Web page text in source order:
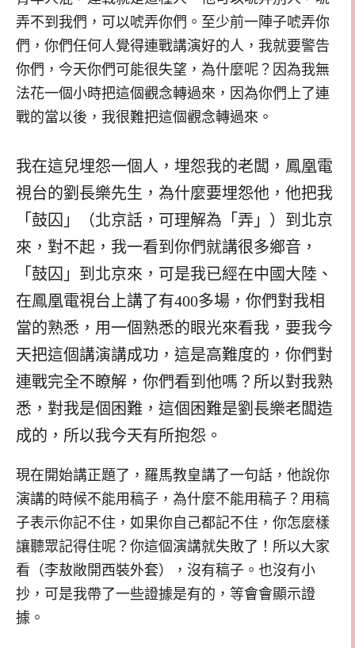
弄不到我們，可以唬弄你們。至少前一陣子唬弄你
們，你們任何人覺得連戰講演好的人，我就要警告
你們，今天你們可能很失望，為什麼呢？因為我無
法花一個小時把這個觀念轉過來，因為你們上了連
戰的當以後，我很難把這個觀念轉過來。
我在這兒埋怨一個人，埋怨我的老闆，鳳凰電
視台的劉長樂先生，為什麼要埋怨他，他把我
「鼓囚」（北京話，可理解為「弄」）到北京
來，對不起，我一看到你們就講很多鄉音，
「鼓囚」到北京來，可是我已經在中國大陸、
在鳳凰電視台上講了有400多場，你們對我相
當的熟悉，用一個熟悉的眼光來看我，要我今
天把這個講演講成功，這是高難度的，你們對
連戰完全不瞭解，你們看到他嗎？所以對我熟
悉，對我是個困難，這個困難是劉長樂老闆造
成的，所以我今天有所抱怨。
現在開始講正題了，羅馬教皇講了一句話，他說你
演講的時候不能用稿子，為什麼不能用稿子？用稿
子表示你記不住，如果你自己都記不住，你怎麼樣
讓聽眾記得住呢？你這個演講就失敗了！所以大家
看（李敖敞開西裝外套），沒有稿子。也沒有小
抄，可是我帶了一些證據是有的，等會會顯示證
據。